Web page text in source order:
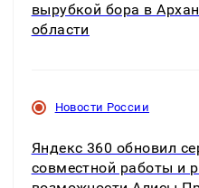
вырубкой бора в
области
Новости России
Яндекс 360 обновил
совместной работы и